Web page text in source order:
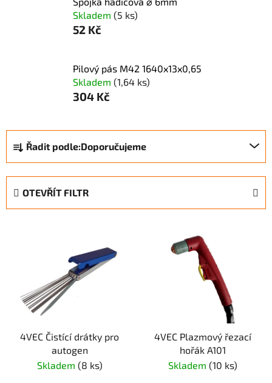
Skladem (5 ks)
52 Kč
Pilový pás M42 1640x13x0,65
Skladem (1,64 ks)
304 Kč
Ř
a
z
Řadit podle:Doporučujeme
OTEVŘÍT FILTR
4VEC Čistící drátky pro
autogen
Skladem (8 ks)
4VEC Plazmový řezací
hořák A101
Skladem (10 ks)